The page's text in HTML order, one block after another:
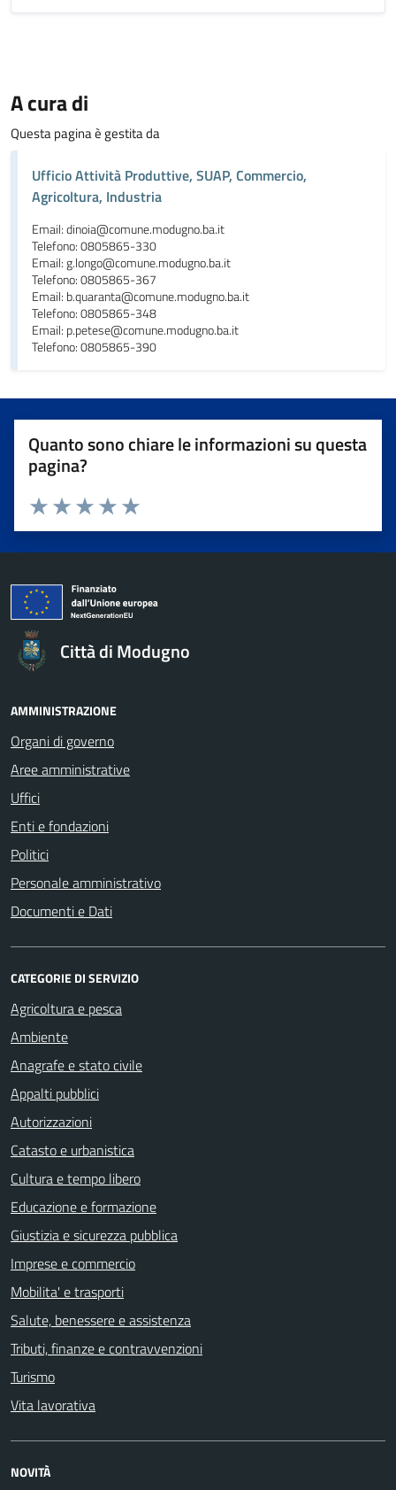
A cura di
Questa pagina è gestita da
Ufficio Attività Produttive, SUAP, Commercio,
Agricoltura, Industria
Email: dinoia@comune.modugno.ba.it
Telefono: 0805865-330
Email: g.longo@comune.modugno.ba.it
Telefono: 0805865-367
Email: b.quaranta@comune.modugno.ba.it
Telefono: 0805865-348
Email: p.petese@comune.modugno.ba.it
Telefono: 0805865-390
Quanto sono chiare le informazioni su questa
pagina?
Valuta da 1 a 5 stelle la pagina
Valuta 5 stelle su 5
Valuta 4 stelle su 5
Valuta 3 stelle su 5
Valuta 2 stelle su 5
Valuta 1 stelle su 5
Città di Modugno
AMMINISTRAZIONE
Organi di governo
Aree amministrative
Uffici
Enti e fondazioni
Politici
Personale amministrativo
Documenti e Dati
CATEGORIE DI SERVIZIO
Agricoltura e pesca
Ambiente
Anagrafe e stato civile
Appalti pubblici
Autorizzazioni
Catasto e urbanistica
Cultura e tempo libero
Educazione e formazione
Giustizia e sicurezza pubblica
Imprese e commercio
Mobilita' e trasporti
Salute, benessere e assistenza
Tributi, finanze e contravvenzioni
Turismo
Vita lavorativa
NOVITÀ